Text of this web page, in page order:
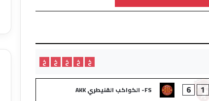
خ خ خ خ خ
1
6
FS- الكواكب القنيطري AKK